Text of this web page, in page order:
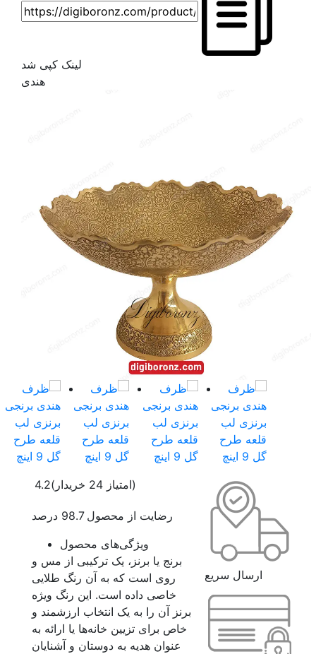
4.2 (امتیاز 24 خریدار)
رضایت از محصول 98.7 درصد
ویژگی‌های محصول
برنج یا برنز، یک ترکیبی از مس و
روی است که به آن رنگ طلایی
خاصی داده است. این رنگ ویژه
برنز آن را به یک انتخاب ارزشمند و
خاص برای تزیین خانه‌ها یا ارائه به
عنوان هدیه به دوستان و آشنایان
ارسال سریع
لینک کپی شد
هندی